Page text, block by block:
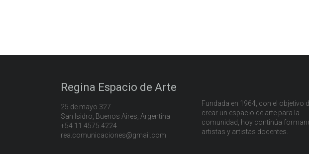
Regina Espacio de Arte
25 de mayo 327
San Isidro, Buenos Aires, Argentina
+54 11 4575.4224
rea.comunicaciones@gmail.com
Fundada en 1964, con el objetivo
crear un espacio de arte para la
comunidad, hoy continúa
artistas y artistas docentes.